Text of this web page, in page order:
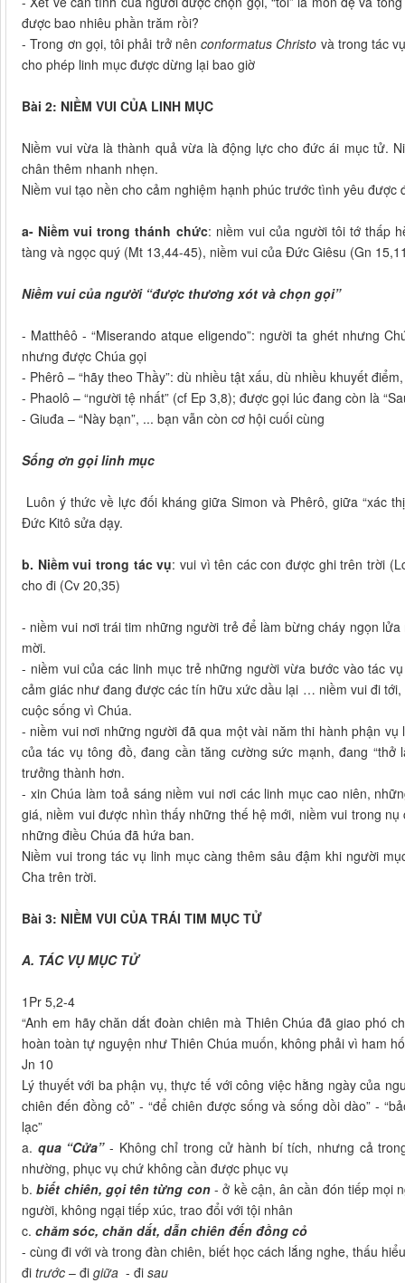
được bao nhiêu phần trăm rồi?
- Trong ơn gọi, tôi phải trở nênconformatus Christo và trong tác
cho phép linh mục được dừng lại bao giờ
Bài 2: NIỀM VUI CỦA LINH MỤC
Niềm vui vừa là thành quả vừa là động lực cho đức ái mục tử.
chân thêm nhanh nhẹn.
Niềm vui tạo nền cho cảm nghiệm hạnh phúc trước tình yêu được
a- Niềm vui trong thánh chức: niềm vui của người tôi tớ thấp
tàng và ngọc quý (Mt 13,44-45), niềm vui của Đức Giêsu (Gn
Niềm vui của người “được thương xót và chọn gọi”
- Matthêô - “Miserando atque eligendo”: người ta ghét nhưng
nhưng được Chúa gọi
- Phêrô – “hãy theo Thầy”: dù nhiều tật xấu, dù nhiều khuyết
- Phaolô – “người tệ nhất” (cf Ep 3,8); được gọi lúc đang còn là
- Giuđa – “Này bạn”, ... bạn vẫn còn cơ hội cuối cùng
Sống ơn gọi linh mục
Luôn ý thức về lực đối kháng giữa Simon và Phêrô, giữa “xác
Đức Kitô sửa dạy.
b. Niềm vui trong tác vụ: vui vì tên các con được ghi trên trời
cho đi (Cv 20,35)
- niềm vui nơi trái tim những người trẻ để làm bừng cháy ngọn
mời.
- niềm vui của các linh mục trẻ những người vừa bước vào tác
cảm giác như đang được các tín hữu xức dầu lại … niềm vui đi
cuộc sống vì Chúa.
- niềm vui nơi những người đã qua một vài năm thi hành phận
của tác vụ tông đồ, đang cần tăng cường sức mạnh, đang
trưởng thành hơn.
- xin Chúa làm toả sáng niềm vui nơi các linh mục cao niên,
giá, niềm vui được nhìn thấy những thế hệ mới, niềm vui trong
những điều Chúa đã hứa ban.
Niềm vui trong tác vụ linh mục càng thêm sâu đậm khi người
Cha trên trời.
Bài 3: NIỀM VUI CỦA TRÁI TIM MỤC TỬ
A. TÁC VỤ MỤC TỬ
1Pr 5,2-4
“Anh em hãy chăn dắt đoàn chiên mà Thiên Chúa đã giao phó
hoàn toàn tự nguyện như Thiên Chúa muốn, không phải vì ham
Jn 10
Lý thuyết với ba phận vụ, thực tế với công việc hằng ngày của
chiên đến đồng cỏ” - “để chiên được sống và sống dồi dào” -
lạc”
a. qua “Cửa”- Không chỉ trong cử hành bí tích, nhưng cả
nhường, phục vụ chứ không cần được phục vụ
b.biết chiên, gọi tên từng con - ở kề cận, ân cần đón tiếp mọi
người, không ngại tiếp xúc, trao đổi với tội nhân
c. chăm sóc, chăn dắt, dẫn chiên đến đồng cỏ
- cùng đi với và trong đàn chiên, biết học cách lắng nghe, thấu
đi trước – đi giữa - đi sau